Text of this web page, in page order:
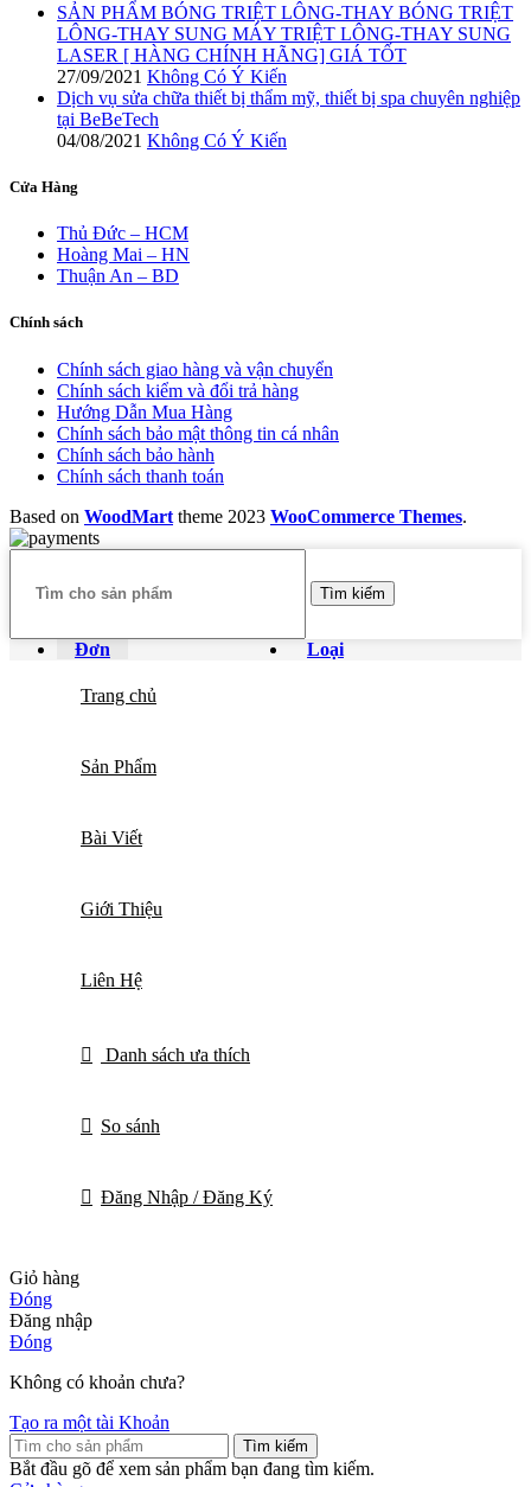
SẢN PHẨM BÓNG TRIỆT LÔNG-THAY BÓNG TRIỆT
LÔNG-THAY SUNG MÁY TRIỆT LÔNG-THAY SUNG
LASER [ HÀNG CHÍNH HÃNG] GIÁ TỐT
27/09/2021 Không Có Ý Kiến
Dịch vụ sửa chữa thiết bị thẩm mỹ, thiết bị spa chuyên nghiệp
tại BeBeTech
04/08/2021 Không Có Ý Kiến
Cửa Hàng
Thủ Đức – HCM
Hoàng Mai – HN
Thuận An – BD
Chính sách
Chính sách giao hàng và vận chuyển
Chính sách kiểm và đổi trả hàng
Hướng Dẫn Mua Hàng
Chính sách bảo mật thông tin cá nhân
Chính sách bảo hành
Chính sách thanh toán
Based on WoodMart theme 2023 WooCommerce Themes.
Tìm kiếm
Đơn Loại
Trang chủ
Sản Phẩm
Bài Viết
Giới Thiệu
Liên Hệ
Danh sách ưa thích
So sánh
Đăng Nhập / Đăng Ký
Giỏ hàng
Đóng
Đăng nhập
Đóng
Không có khoản chưa?
Tạo ra một tài Khoản
Tìm kiếm
Bắt đầu gõ để xem sản phẩm bạn đang tìm kiếm.